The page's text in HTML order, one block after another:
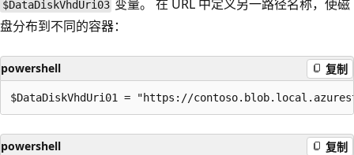
$DataDiskVhdUri03 变量。 在 URL 中定义另一路径名称，使磁
盘分布到不同的容器：
powershell 复制
powershell 复制